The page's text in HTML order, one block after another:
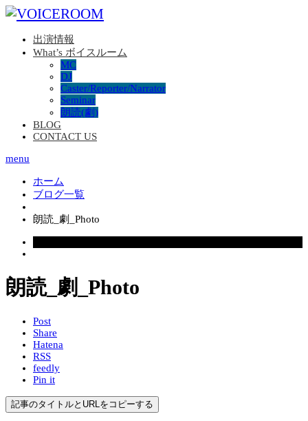
出演情報
What’s ボイスルーム
MC
DJ
Caster/Reporter/Narrator
Seminar
朗読(劇)
BLOG
CONTACT US
menu
ホーム
ブログ一覧
朗読_劇_Photo
朗読_劇_Photo
Post
Share
Hatena
RSS
feedly
Pin it
記事のタイトルとURLをコピーする